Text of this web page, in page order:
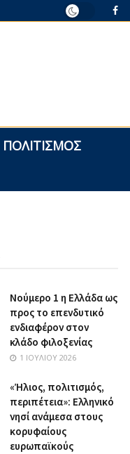
ΠΟΛΙΤΙΣΜΌΣ
Nούμερο 1 η Ελλάδα ως
προς το επενδυτικό
ενδιαφέρον στον
κλάδο φιλοξενίας
1 ΙΟΥΛΊΟΥ 2026
«Ήλιος, πολιτισμός,
περιπέτεια»: Ελληνικό
νησί ανάμεσα στους
κορυφαίους
ευρωπαϊκούς